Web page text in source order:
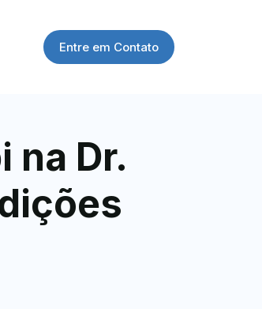
Entre em Contato
na Dr.